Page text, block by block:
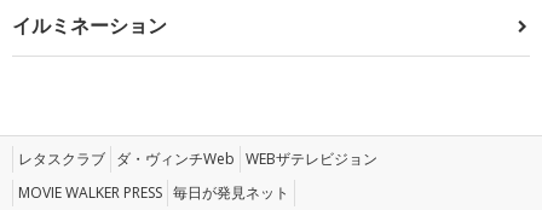
イルミネーション
レタスクラブ ダ・ヴィンチWeb WEBザテレビジョン
MOVIE WALKER PRESS 毎日が発見ネット